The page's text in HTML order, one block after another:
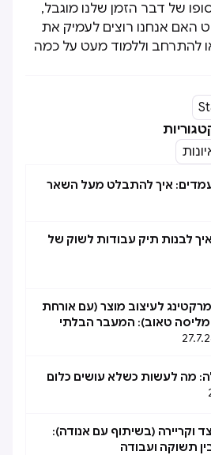
של דבר הזמן שלנו מוגבל,
האם אנחנו רוצים לעמיק את
להתרחב וללמוד מעט על כמה
איך להתבלט מעל השאר
לבנות תיק עבודות לשוק של
לעיצוב מוצר (עם אורחת
מליסה טאוב): המעבר הבלתי
מה לעשות כשלא עושים כלום
וקריירה (בשיתוף עם אנודה):
תשוקה ועבודה